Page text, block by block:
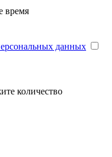
время
данных
количество